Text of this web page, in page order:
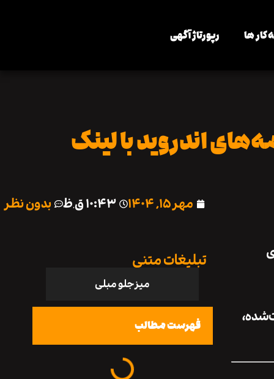
کار ها رپورتاژ آگهی
اندروید با لینک
مهر ۱۵, ۱۴۰۴ ۱۰:۴۳ ق٫ظ بدون نظر
تبلیغات متنی
میز جلو مبلی
فهرست مطالب